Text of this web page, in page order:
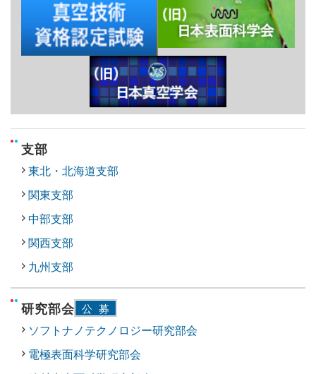
支部
東北・北海道支部
関東支部
中部支部
関西支部
九州支部
研究部会 公募
ソフトナノテクノロジー研究部会
電極表面科学研究部会